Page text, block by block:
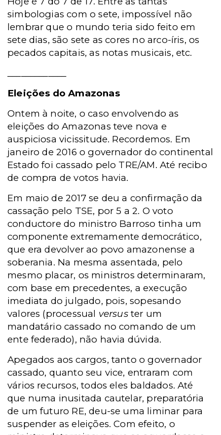
simbologias com o sete, impossível não
lembrar que o mundo teria sido feito em
sete dias, são sete as cores no arco-íris, os
pecados capitais, as notas musicais, etc.
Eleições do Amazonas
Ontem à noite, o caso envolvendo as
eleições do Amazonas teve nova e
auspiciosa vicissitude. Recordemos. Em
janeiro de 2016 o governador do continental
Estado foi cassado pelo TRE/AM. Até recibo
de compra de votos havia.
Em maio de 2017 se deu a confirmação da
cassação pelo TSE, por 5 a 2. O voto
conductore do ministro Barroso tinha um
componente extremamente democrático,
que era devolver ao povo amazonense a
soberania. Na mesma assentada, pelo
mesmo placar, os ministros determinaram,
com base em precedentes, a execução
imediata do julgado, pois, sopesando
valores (processual versuster um
mandatário cassado no comando de um
ente federado), não havia dúvida.
Apegados aos cargos, tanto o governador
cassado, quanto seu vice, entraram com
vários recursos, todos eles baldados. Até
que numa inusitada cautelar, preparatória
de um futuro RE, deu-se uma liminar para
suspender as eleições. Com efeito, o